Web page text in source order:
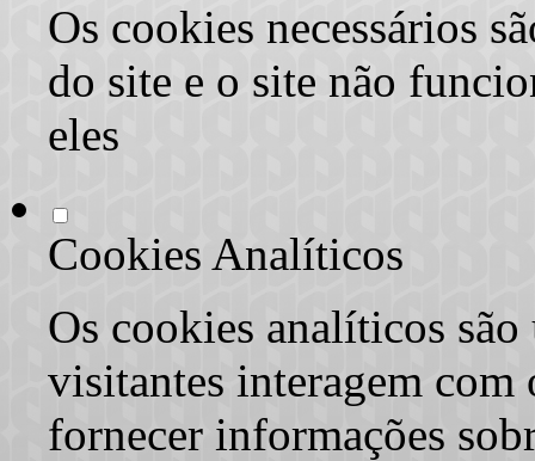
Os cookies necessários
do site e o site não
eles
Cookies Analíticos
Os cookies analíticos são
visitantes interagem com
fornecer informações